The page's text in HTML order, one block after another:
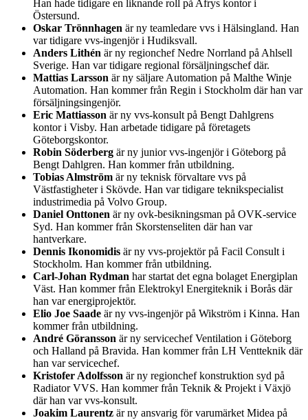
Han hade tidigare en liknande roll på Afrys kontor i
Östersund.
Oskar Trönnhagen är ny teamledare vvs i Hälsingland. Han
var tidigare vvs-ingenjör i Hudiksvall.
Anders Lithén är ny regionchef Nedre Norrland på Ahlsell
Sverige. Han var tidigare regional försäljningschef där.
Mattias Larsson är ny säljare Automation på Malthe Winje
Automation. Han kommer från Regin i Stockholm där han var
försäljningsingenjör.
Eric Mattiasson är ny vvs-konsult på Bengt Dahlgrens
kontor i Visby. Han arbetade tidigare på företagets
Göteborgskontor.
Robin Söderberg är ny junior vvs-ingenjör i Göteborg på
Bengt Dahlgren. Han kommer från utbildning.
Tobias Almström är ny teknisk förvaltare vvs på
Västfastigheter i Skövde. Han var tidigare teknikspecialist
industrimedia på Volvo Group.
Daniel Onttonen är ny ovk-besikningsman på OVK-service
Syd. Han kommer från Skorstenseliten där han var
hantverkare.
Dennis Ikonomidis är ny vvs-projektör på Facil Consult i
Stockholm. Han kommer från utbildning.
Carl-Johan Rydman har startat det egna bolaget Energiplan
Väst. Han kommer från Elektrokyl Energiteknik i Borås där
han var energiprojektör.
Elio Joe Saade är ny vvs-ingenjör på Wikström i Kinna. Han
kommer från utbildning.
André Göransson är ny servicechef Ventilation i Göteborg
och Halland på Bravida. Han kommer från LH Ventteknik där
han var servicechef.
Kristofer Adolfsson är ny regionchef konstruktion syd på
Radiator VVS. Han kommer från Teknik & Projekt i Växjö
där han var vvs-konsult.
Joakim Laurentz är ny ansvarig för varumärket Midea på